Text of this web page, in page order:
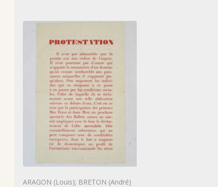
ARAGON (Louis); BRETON (André)